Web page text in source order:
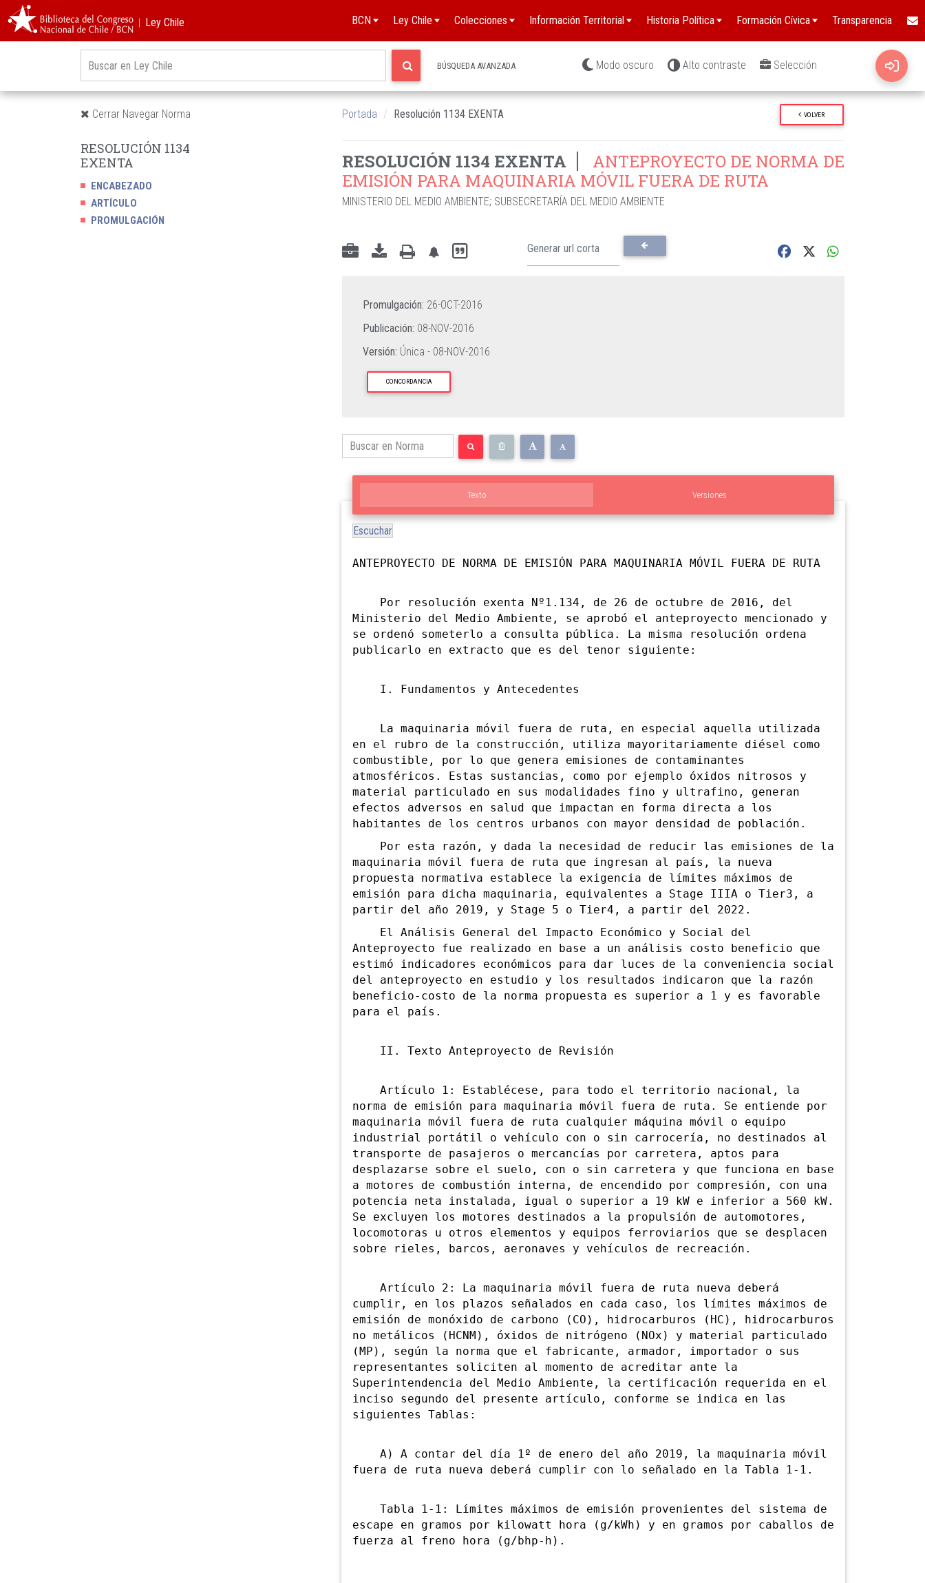
︱Ley Chile BCN Ley Chile Colecciones Información Territorial Historia Política Formación Cívica Transparencia
BÚSQUEDA AVANZADA Modo oscuro Alto contraste Selección
Cerrar Navegar Norma Portada Resolución 1134 EXENTA VOLVER
RESOLUCIÓN 1134
EXENTA
ENCABEZADO
ARTÍCULO
PROMULGACIÓN
RESOLUCIÓN 1134 EXENTA
ANTEPROYECTO DE NORMA DE
EMISIÓN PARA MAQUINARIA MÓVIL FUERA DE RUTA
MINISTERIO DEL MEDIO AMBIENTE; SUBSECRETARÍA DEL MEDIO AMBIENTE
Promulgación: 26-OCT-2016
Publicación: 08-NOV-2016
Versión: Única - 08-NOV-2016
CONCORDANCIA
Texto Versiones
Escuchar
ANTEPROYECTO DE NORMA DE EMISIÓN PARA MAQUINARIA MÓVIL FUERA DE RUTA
Por resolución exenta Nº1.134, de 26 de octubre de 2016, del
Ministerio del Medio Ambiente, se aprobó el anteproyecto mencionado y
se ordenó someterlo a consulta pública. La misma resolución ordena
publicarlo en extracto que es del tenor siguiente:
I. Fundamentos y Antecedentes
La maquinaria móvil fuera de ruta, en especial aquella utilizada
en el rubro de la construcción, utiliza mayoritariamente diésel como
combustible, por lo que genera emisiones de contaminantes
atmosféricos. Estas sustancias, como por ejemplo óxidos nitrosos y
material particulado en sus modalidades fino y ultrafino, generan
efectos adversos en salud que impactan en forma directa a los
habitantes de los centros urbanos con mayor densidad de población.
Por esta razón, y dada la necesidad de reducir las emisiones de la
maquinaria móvil fuera de ruta que ingresan al país, la nueva
propuesta normativa establece la exigencia de límites máximos de
emisión para dicha maquinaria, equivalentes a Stage IIIA o Tier3, a
partir del año 2019, y Stage 5 o Tier4, a partir del 2022.
El Análisis General del Impacto Económico y Social del
Anteproyecto fue realizado en base a un análisis costo beneficio que
estimó indicadores económicos para dar luces de la conveniencia social
del anteproyecto en estudio y los resultados indicaron que la razón
beneficio-costo de la norma propuesta es superior a 1 y es favorable
para el país.
II. Texto Anteproyecto de Revisión
Artículo 1: Establécese, para todo el territorio nacional, la
norma de emisión para maquinaria móvil fuera de ruta. Se entiende por
maquinaria móvil fuera de ruta cualquier máquina móvil o equipo
industrial portátil o vehículo con o sin carrocería, no destinados al
transporte de pasajeros o mercancías por carretera, aptos para
desplazarse sobre el suelo, con o sin carretera y que funciona en base
a motores de combustión interna, de encendido por compresión, con una
potencia neta instalada, igual o superior a 19 kW e inferior a 560 kW.
Se excluyen los motores destinados a la propulsión de automotores,
locomotoras u otros elementos y equipos ferroviarios que se desplacen
sobre rieles, barcos, aeronaves y vehículos de recreación.
Artículo 2: La maquinaria móvil fuera de ruta nueva deberá
cumplir, en los plazos señalados en cada caso, los límites máximos de
emisión de monóxido de carbono (CO), hidrocarburos (HC), hidrocarburos
no metálicos (HCNM), óxidos de nitrógeno (NOx) y material particulado
(MP), según la norma que el fabricante, armador, importador o sus
representantes soliciten al momento de acreditar ante la
Superintendencia del Medio Ambiente, la certificación requerida en el
inciso segundo del presente artículo, conforme se indica en las
siguientes Tablas:
A) A contar del día 1º de enero del año 2019, la maquinaria móvil
fuera de ruta nueva deberá cumplir con lo señalado en la Tabla 1-1.
Tabla 1-1: Límites máximos de emisión provenientes del sistema de
escape en gramos por kilowatt hora (g/kWh) y en gramos por caballos de
fuerza al freno hora (g/bhp-h).